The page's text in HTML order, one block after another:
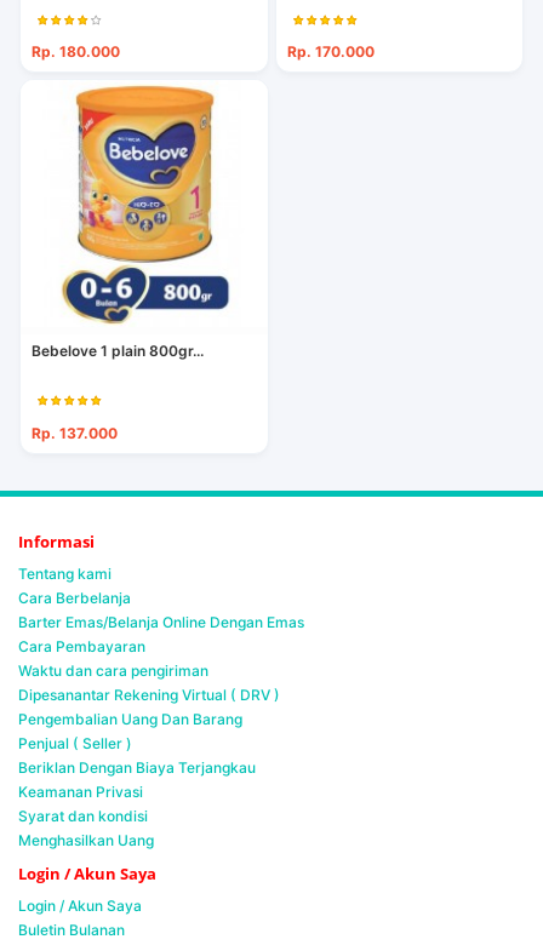
Rp. 180.000 Rp. 170.000
Bebelove 1 plain 800gr...
Rp. 137.000
Informasi
Tentang kami
Cara Berbelanja
Barter Emas/Belanja Online Dengan Emas
Cara Pembayaran
Waktu dan cara pengiriman
Dipesanantar Rekening Virtual ( DRV )
Pengembalian Uang Dan Barang
Penjual ( Seller )
Beriklan Dengan Biaya Terjangkau
Keamanan Privasi
Syarat dan kondisi
Menghasilkan Uang
Login / Akun Saya
Login / Akun Saya
Buletin Bulanan